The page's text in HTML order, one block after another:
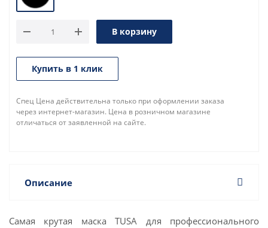
В корзину
Купить в 1 клик
Спец Цена действительна только при оформлении заказа
через интернет-магазин. Цена в розничном магазине
отличаться от заявленной на сайте.
Описание
Самая крутая маска TUSA для профессионального